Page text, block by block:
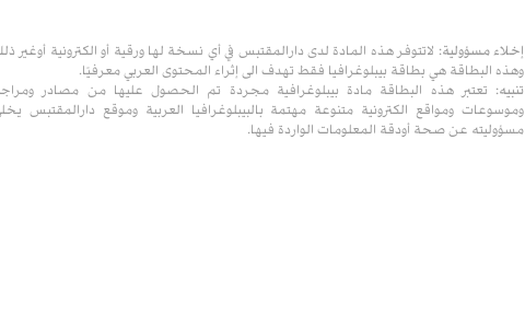
إخلاء مسؤولية: لاتتوفر هذه المادة لدى دارالمقتبس في أي نسخة لها ورقية أو الكترونية أوغير
وهذه البطاقة هي بطاقة بيبلوغرافيا فقط تهدف الى إثراء المحتوى العربي معرفيًا.
تنبيه: تعتبر هذه البطاقة مادة بيبلوغرافية مجردة تم الحصول عليها من مصادر
وموسوعات ومواقع الكترونية متنوعة مهتمة بالبيبلوغرافيا العربية وموقع دارالمقتبس
مسؤوليته عن صحة أودقة المعلومات الواردة فيها.